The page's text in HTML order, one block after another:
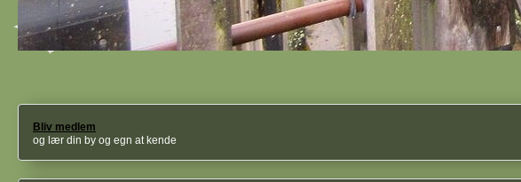
Bliv medlem
og lær din by og egn at kende